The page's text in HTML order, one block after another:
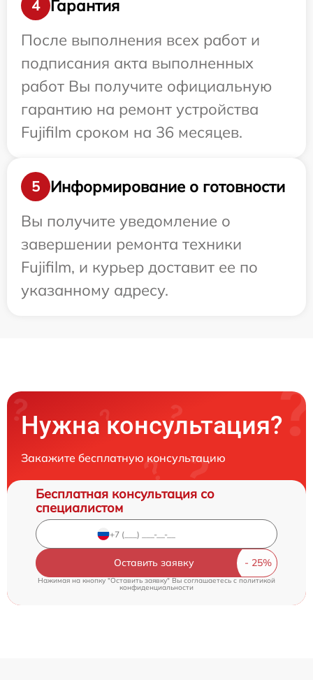
4
Гарантия
После выполнения всех работ и
подписания акта выполненных
работ Вы получите официальную
гарантию на ремонт устройства
Fujifilm сроком на 36 месяцев.
5
Информирование о готовности
Вы получите уведомление о
завершении ремонта техники
Fujifilm, и курьер доставит ее по
указанному адресу.
Нужна консультация?
Закажите бесплатную консультацию
Бесплатная консультация со
специалистом
Оставить заявку
Нажимая на кнопку "Оставить заявку" Вы соглашаетесь c политикой
конфиденциальности